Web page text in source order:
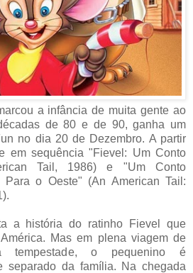
a infância de muita gente ao
de 80 e de 90, ganha um
no dia 20 de Dezembro. A partir
em sequência "Fievel: Um Conto
Tail, 1986) e "Um Conto
o Oeste" (An American Tail:
a história do ratinho Fievel que
Mas em plena viagem de
tempestade, o pequenino é
separado da família. Na chegada